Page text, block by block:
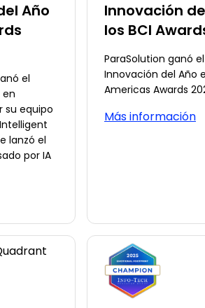
Año
el
su equipo
lanzó el
por IA
Innovación
los BCI
ParaSolution ganó
Innovación del Año
Americas Awards
Más información